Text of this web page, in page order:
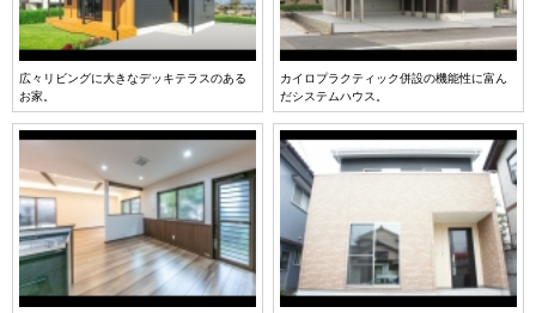
広々リビングに大きなデッキテラスのある
お家。
カイロプラクティック併設の機能性に富ん
だシステムハウス。